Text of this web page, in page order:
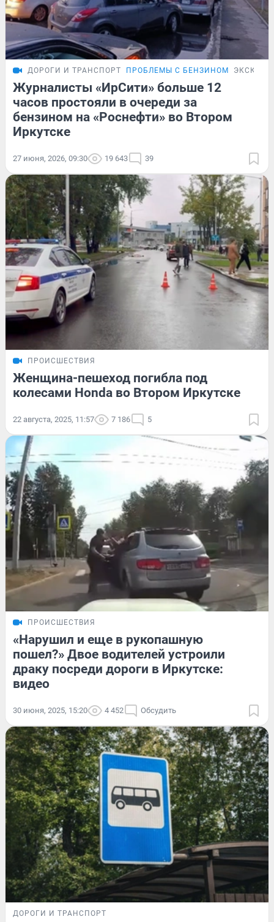
ДОРОГИ И ТРАНСПОРТ ПРОБЛЕМЫ С БЕНЗИНОМ
Журналисты «ИрСити» больше 12
часов простояли в очереди за
бензином на «Роснефти» во Втором
Иркутске
27 июня, 2026, 09:30 19 643 39
ПРОИСШЕСТВИЯ
Женщина-пешеход погибла под
колесами Honda во Втором Иркутске
22 августа, 2025, 11:57 7 186 5
ПРОИСШЕСТВИЯ
«Нарушил и еще в рукопашную
пошел?» Двое водителей устроили
драку посреди дороги в Иркутске:
видео
30 июня, 2025, 15:20 4 452 Обсудить
ДОРОГИ И ТРАНСПОРТ